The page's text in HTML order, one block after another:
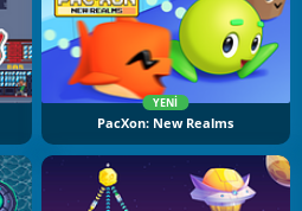
YENI
PacXon: New Realms